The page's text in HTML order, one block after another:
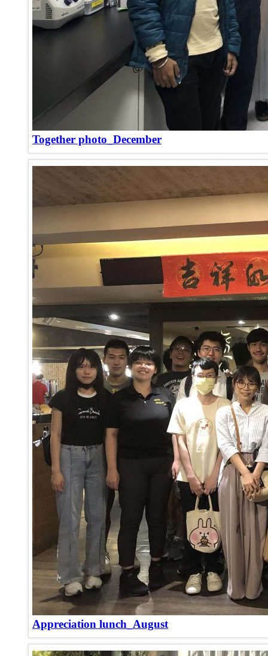
Together photo_December
Appreciation lunch_August